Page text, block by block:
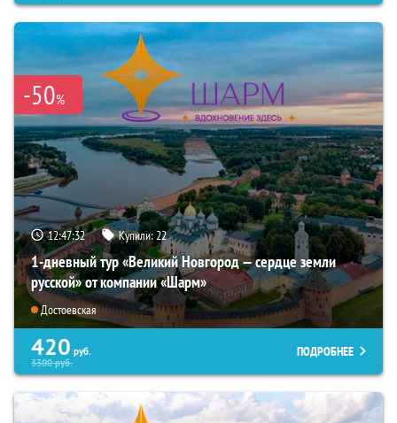
-50%
12:47:31 Купили:22
1-дневный тур «Великий Новгород — сердце земли
русской» от компании «Шарм»
Достоевская
420 руб.
3300руб.
ПОДРОБНЕЕ